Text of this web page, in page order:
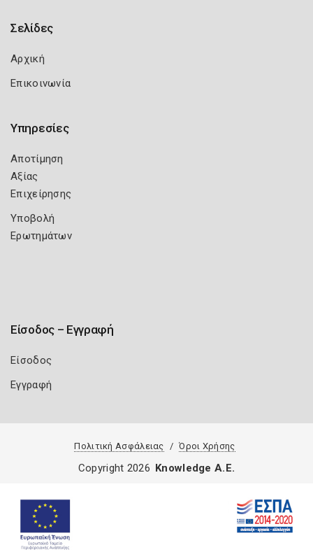
Σελίδες
Αρχική
Επικοινωνία
Υπηρεσίες
Αποτίμηση
Αξίας
Επιχείρησης
Υποβολή
Ερωτημάτων
Είσοδος – Εγγραφή
Είσοδος
Εγγραφή
Πολιτική Ασφάλειας Όροι Χρήσης
Copyright 2026 Knowledge A.E.